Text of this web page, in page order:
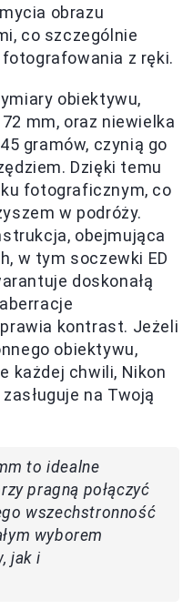
obrazu
co szczególnie
z ręki.
obiektywu,
mm, oraz niewielka
gramów, czynią go
Dzięki temu
fotograficznym, co
w podróży.
obejmująca
w tym soczewki ED
doskonałą
kontrast. Jeżeli
obiektywu,
każdej chwili, Nikon
na Twoją
to idealne
pragną połączyć
wszechstronność
wyborem
jak i